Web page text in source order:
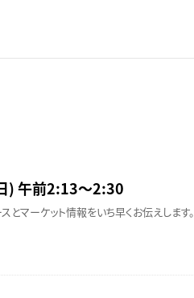
) 午前2:13〜2:30
とマーケット情報をいち早くお伝えします。